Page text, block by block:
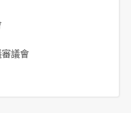
議會